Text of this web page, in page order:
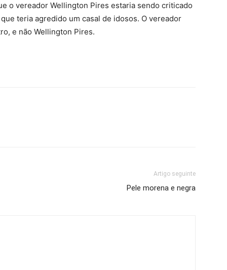
o vereador Wellington Pires estaria sendo criticado
teria agredido um casal de idosos. O vereador
e não Wellington Pires.
Artigo seguinte
Pele morena e negra